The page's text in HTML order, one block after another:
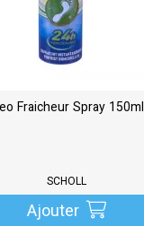
Fraicheur Spray 150ml
SCHOLL
Ajouter